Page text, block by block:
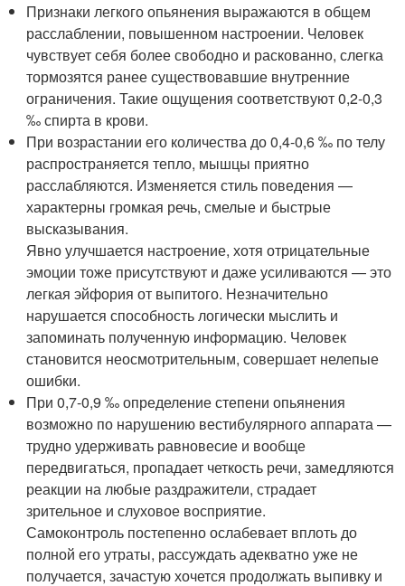
Признаки легкого опьянения выражаются в общем
расслаблении, повышенном настроении. Человек
чувствует себя более свободно и раскованно, слегка
тормозятся ранее существовавшие внутренние
ограничения. Такие ощущения соответствуют 0,2-0,3
‰ спирта в крови.
При возрастании его количества до 0,4-0,6 ‰ по телу
распространяется тепло, мышцы приятно
расслабляются. Изменяется стиль поведения —
характерны громкая речь, смелые и быстрые
высказывания.
Явно улучшается настроение, хотя отрицательные
эмоции тоже присутствуют и даже усиливаются — это
легкая эйфория от выпитого. Незначительно
нарушается способность логически мыслить и
запоминать полученную информацию. Человек
становится неосмотрительным, совершает нелепые
ошибки.
При 0,7-0,9 ‰ определение степени опьянения
возможно по нарушению вестибулярного аппарата —
трудно удерживать равновесие и вообще
передвигаться, пропадает четкость речи, замедляются
реакции на любые раздражители, страдает
зрительное и слуховое восприятие.
Самоконтроль постепенно ослабевает вплоть до
полной его утраты, рассуждать адекватно уже не
получается, зачастую хочется продолжать выпивку и